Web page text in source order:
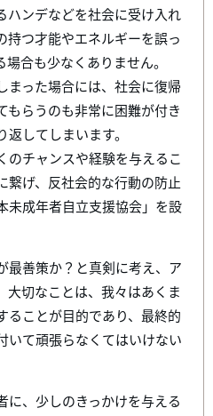
ハンデなどを社会に受け入れ
持つ才能やエネルギーを誤っ
合も少なくありません。
まった場合には、社会に復帰
もらうのも非常に困難が付き
してしまいます。
のチャンスや経験を与えるこ
繋げ、反社会的な行動の防止
未成年者自立支援協会」を設
最善策か？と真剣に考え、ア
大切なことは、我々はあくま
ることが目的であり、最終的
いて頑張らなくてはいけない
に、少しのきっかけを与える